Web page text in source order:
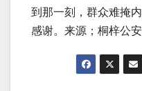
到那一刻，群众难掩
感谢。来源；桐梓公安